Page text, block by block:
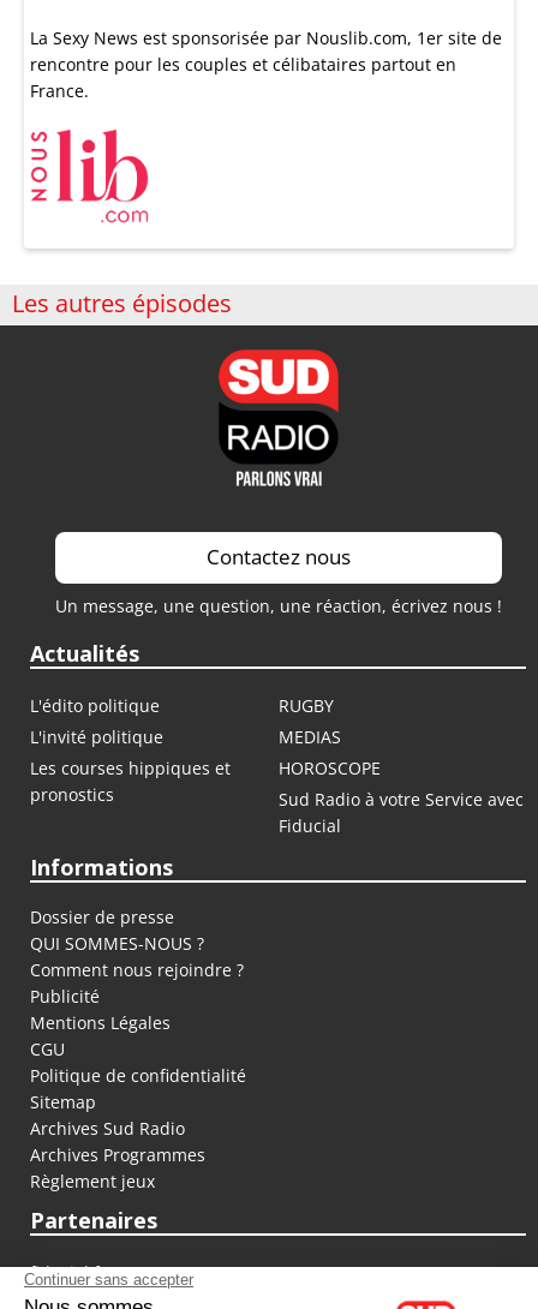
La Sexy News est sponsorisée par Nouslib.com, 1er site de
rencontre pour les couples et célibataires partout en
France.
Les autres épisodes
Contactez nous
Un message, une question, une réaction, écrivez nous !
Actualités
L'édito politique
RUGBY
L'invité politique
MEDIAS
Les courses hippiques et
pronostics
HOROSCOPE
Sud Radio à votre Service avec
Fiducial
Informations
Dossier de presse
QUI SOMMES-NOUS ?
Comment nous rejoindre ?
Publicité
Mentions Légales
CGU
Politique de confidentialité
Sitemap
Archives Sud Radio
Archives Programmes
Règlement jeux
Partenaires
fiducial.fr
lyoncapitale.fr